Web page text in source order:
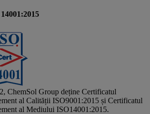
ChemSol Group deține Certificatul
al Calității ISO9001:2015 și Certificatul
al Mediului ISO14001:2015.